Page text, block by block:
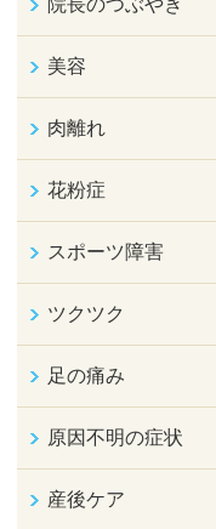
美容
肉離れ
花粉症
スポーツ障害
ツクツク
足の痛み
原因不明の症状
産後ケア